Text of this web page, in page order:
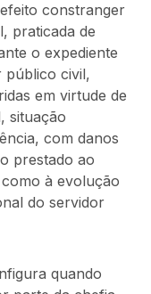
constranger
praticada de
o expediente
público civil,
em virtude de
situação
com danos
prestado ao
à evolução
do servidor
quando